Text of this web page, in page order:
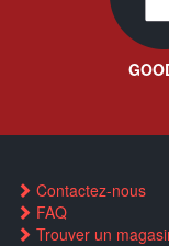
Contactez-nous
FAQ
Trouver un